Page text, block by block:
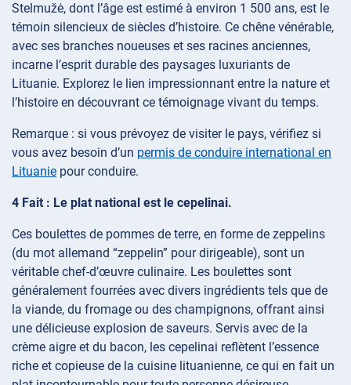
Stelmužė, dont l’âge est estimé à environ 1 500 ans, est le
témoin silencieux de siècles d’histoire. Ce chêne vénérable,
avec ses branches noueuses et ses racines anciennes,
incarne l’esprit durable des paysages luxuriants de
Lituanie. Explorez le lien impressionnant entre la nature et
l’histoire en découvrant ce témoignage vivant du temps.
Remarque : si vous prévoyez de visiter le pays, vérifiez si
vous avez besoin d’un permis de conduire international en
Lituanie pour conduire.
4 Fait : Le plat national est le cepelinai.
Ces boulettes de pommes de terre, en forme de zeppelins
(du mot allemand “zeppelin” pour dirigeable), sont un
véritable chef-d’œuvre culinaire. Les boulettes sont
généralement fourrées avec divers ingrédients tels que de
la viande, du fromage ou des champignons, offrant ainsi
une délicieuse explosion de saveurs. Servis avec de la
crème aigre et du bacon, les cepelinai reflètent l’essence
riche et copieuse de la cuisine lituanienne, ce qui en fait un